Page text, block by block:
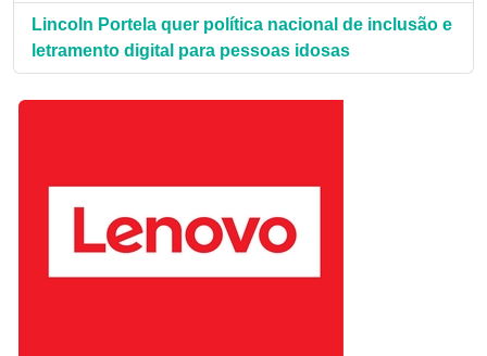
Lincoln Portela quer política nacional de inclusão e
letramento digital para pessoas idosas